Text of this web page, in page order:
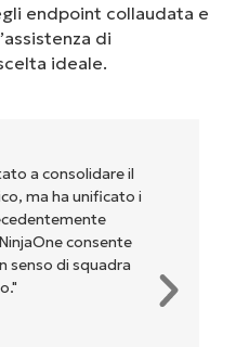
endpoint collaudata e
di
ideale.
alla nostra azienda, ai
con cui
più redditizi. È un